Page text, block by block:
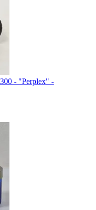
- "Perplex" -